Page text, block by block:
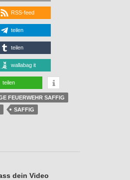
RSS-feed
teilen
teilen
wallabag it
teilen
FEUERWEHR SAFFIG
SAFFIG
dein Video